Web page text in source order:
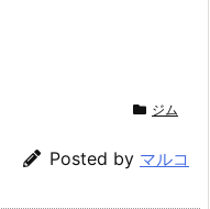
ジム
Posted by マルコ